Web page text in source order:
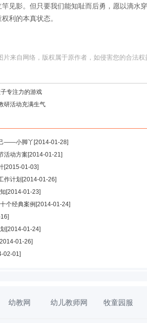
见影。但只要我们能知耻而后勇，愿以滴水
利的本真状态。
片来自网络，版权属于原作者，如侵害您的合法
专注力的游戏
研活动充满生气
——小脚丫 [2014-01-28]
活动方案 [2014-01-21]
[2015-01-03]
作计划 [2014-01-26]
[2014-01-23]
个经典案例 [2014-01-24]
[2014-01-24]
01-26]
02-01]
幼教网 幼儿教师网 牧童园服